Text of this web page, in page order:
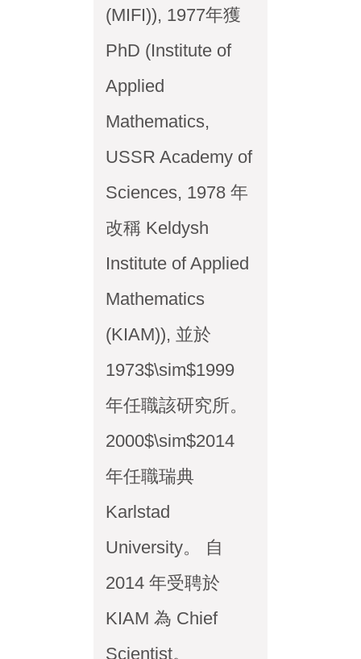
(MIFI)), 1977年獲
PhD (Institute of
Applied
Mathematics,
USSR Academy of
Sciences, 1978 年
改稱 Keldysh
Institute of Applied
Mathematics
(KIAM)), 並於
1973$\sim$1999
年任職該研究所。
2000$\sim$2014
年任職瑞典
Karlstad
University。 自
2014 年受聘於
KIAM 為 Chief
Scientist。